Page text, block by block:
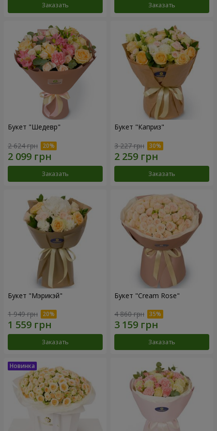
Заказать Заказать
Букет "Шедевр"
2 624 грн
Заказать
Букет "Каприз"
3 227 грн
Заказать
Букет "Мэрикэй"
1 949 грн
Заказать
Букет "Cream Rose"
4 860 грн
Заказать